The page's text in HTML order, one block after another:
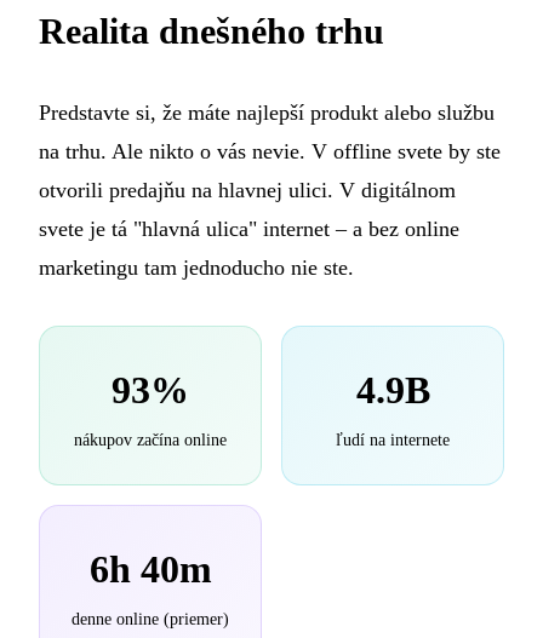
Realita dnešného trhu
Predstavte si, že máte najlepší produkt alebo službu
na trhu. Ale nikto o vás nevie. V offline svete by ste
otvorili predajňu na hlavnej ulici. V digitálnom
svete je tá "hlavná ulica" internet – a bez online
marketingu tam jednoducho nie ste.
93%
nákupov začína online
4.9B
ľudí na internete
6h 40m
denne online (priemer)